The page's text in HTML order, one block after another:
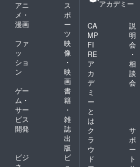
アニ
メ・
漫画
ス
ポ
ー
ツ
ファ
ッ
ショ
ン
映
像
・
映
画
ゲー
ム・
サー
ビス
開発
書
籍
・
雑
誌
出
版
ビジ
ビ
アカデミー
CA
MP
FI
RE
ア
カ
デ
ミ
ー
と
は
説
明
会
・
相
談
会
ク
ラ
ウ
ド
サ
ポ
ー
ト